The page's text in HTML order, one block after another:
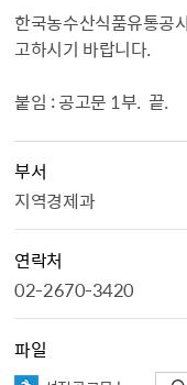
한국농수산식품유통공
고하시기 바랍니다.
붙임 : 공고문 1부. 끝.
부서
지역경제과
연락처
02-2670-3420
파일